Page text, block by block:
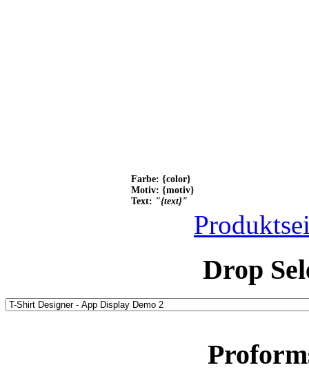
Farbe: {color}
Motiv: {motiv}
Text: "{text}"
Drop